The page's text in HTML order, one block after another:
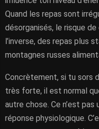
Quand les repas sont
désorganisés, le risque
l’inverse, des repas plus
montagnes russes
Concrètement, si tu sors
très forte, il est normal
autre chose. Ce n’est pas
réponse physiologique.